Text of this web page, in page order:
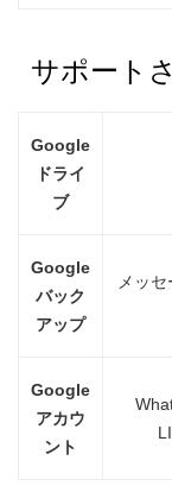
サポート
Google
ドライ
ブ
Google
バック
アップ
メッ
Google
アカウ
ント